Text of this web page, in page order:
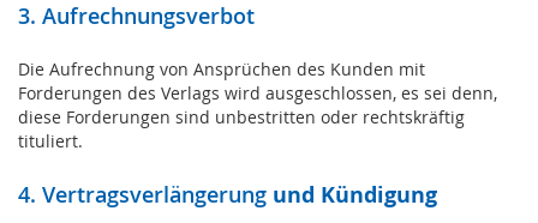
3. Aufrechnungsverbot
Die Aufrechnung von Ansprüchen des Kunden mit
Forderungen des Verlags wird ausgeschlossen, es sei denn,
diese Forderungen sind unbestritten oder rechtskräftig
tituliert.
4. Vertragsverlängerung und Kündigung